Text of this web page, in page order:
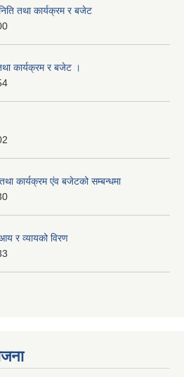
तथा कार्यक्रम र बजेट
कार्यक्रम र बजेट ।
कार्यक्रम एंव बजेटको सम्बन्धमा
र व्यायको विरण